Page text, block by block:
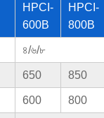
HPCI-
600B
HPCI-
800B
৪/৬/৮
650 850
600 800